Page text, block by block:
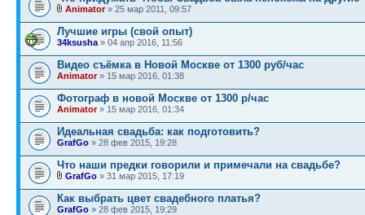
Animator» 25 мар 2011, 09:57
Лучшие игры (свой опыт)
34ksusha » 04 апр 2016, 11:56
Видео съёмка в Новой Москве от 1300 руб/час
Animator» 15 мар 2016, 01:38
Фотограф в новой Москве от 1300 р/час
Animator» 15 мар 2016, 01:34
Идеальная свадьба: как подготовить?
GrafGo » 28 фев 2015, 19:28
Что наши предки говорили и примечали на свадьбе?
GrafGo » 31 мар 2015, 17:19
Как выбрать цвет свадебного платья?
GrafGo » 28 фев 2015, 19:29